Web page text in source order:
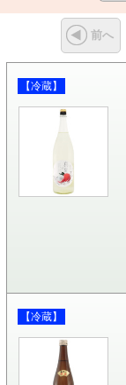
前へ
【冷蔵】
【冷蔵】